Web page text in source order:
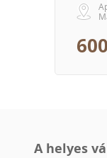
A helyes